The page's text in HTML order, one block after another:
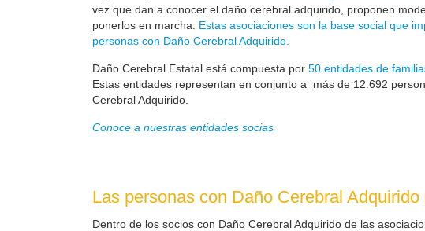
vez que dan a conocer el daño cerebral adquirido, proponen
ponerlos en marcha. Estas asociaciones son la base social que
personas con Daño Cerebral Adquirido.
Daño Cerebral Estatal está compuesta por 50 entidades de
Estas entidades representan en conjunto a más de 12.692
Cerebral Adquirido.
Conoce a nuestras entidades socias
Las personas con Daño Cerebral Adquirido
Dentro de los socios con Daño Cerebral Adquirido de las